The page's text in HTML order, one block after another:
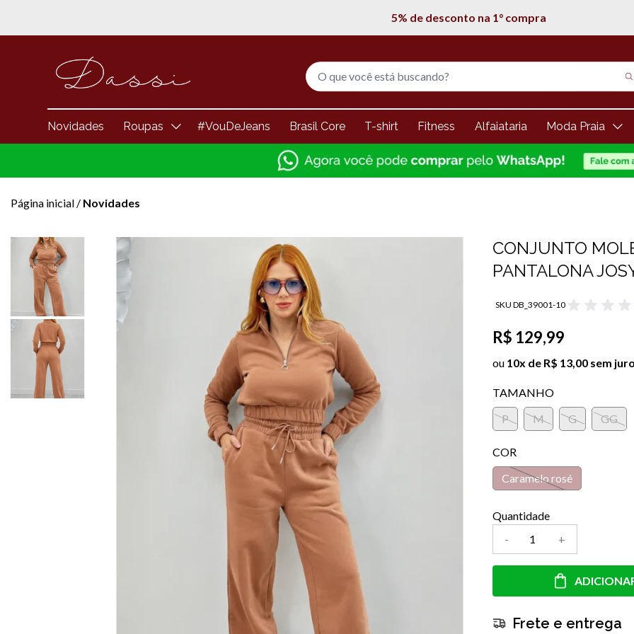
5% de desconto na 1° compra
Novidades Roupas #VouDeJeans Brasil Core T-shirt Fitness Alfaiataria Moda Praia
Página inicial / Novidades
CONJUNTO
PANTALONA
SKU DB_39001-10
R$ 129,99
ou 10x de R$ 13,00 sem
TAMANHO
P
M G GG
COR
Caramelo rosé
Quantidade
-
+
Frete e entrega